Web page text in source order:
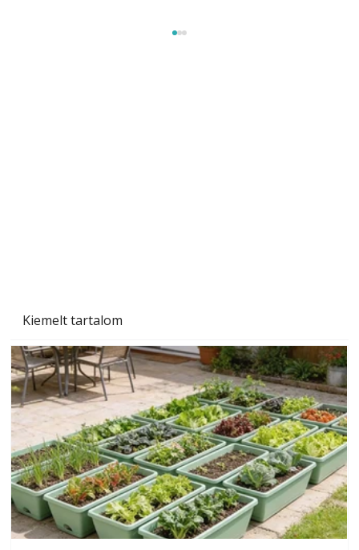
Kiemelt tartalom